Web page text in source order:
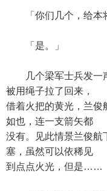
「你们几个，给本将
「是。」
几个梁军士兵发一
被用绳子拉了回来，
借着火把的黄光，兰俊
如也，连一支箭矢都
没有。见此情景兰俊航
塞，虽然可以依稀见
到点点火光，但是……